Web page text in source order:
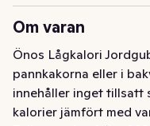
Om varan
Önos Lågkalori
pannkakorna eller i
innehåller inget tillsatt
kalorier jämfört med